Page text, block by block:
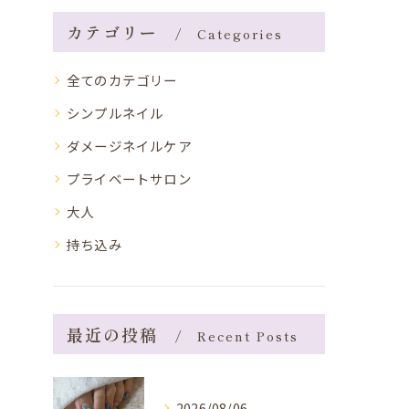
カテゴリー Categories
全てのカテゴリー
シンプルネイル
ダメージネイルケア
プライベートサロン
大人
持ち込み
最近の投稿 Recent Posts